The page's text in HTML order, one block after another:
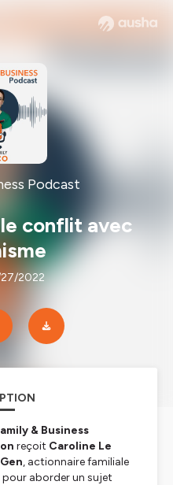
Podcast
conflit avec
27/2022
& Business
reçoit Caroline Le
, actionnaire familiale
pour aborder un sujet